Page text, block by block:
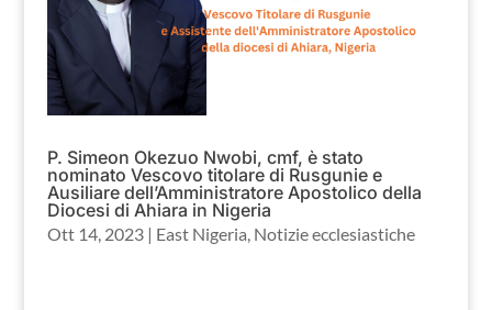
P. Simeon Okezuo Nwobi, cmf, è stato
nominato Vescovo titolare di Rusgunie e
Ausiliare dell’Amministratore Apostolico della
Diocesi di Ahiara in Nigeria
Ott 14, 2023| East Nigeria, Notizie ecclesiastiche